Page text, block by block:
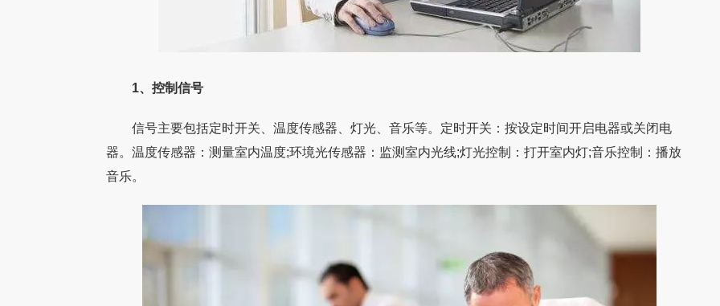
1、控制信号
信号主要包括定时开关、温度传感器、灯光、音乐等。定时开关：按设定时间开启电器或关闭电
器。温度传感器：测量室内温度;环境光传感器：监测室内光线;灯光控制：打开室内灯;音乐控制：播放
音乐。